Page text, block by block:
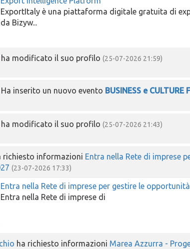
ExportItaly è una piattaforma digitale gratuita di
da Bizyw...
ha modificato il suo profilo (25-07-2026 21:59)
Ha inserito un nuovo evento BUSINESS e
ha modificato il suo profilo (25-07-2026 21:43)
richiesto informazioni Entra nella Rete di imprese
(23-07-2026 17:33)
Entra nella Rete di imprese per gestire le
Entra nella Rete di imprese di
ha richiesto informazioni Marea Azzurra -